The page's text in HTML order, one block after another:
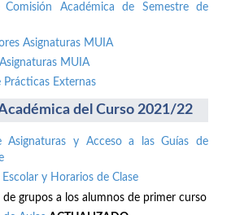
Comisión Académica de Semestre de
Asignaturas MUIA
Asignaturas MUIA
Prácticas Externas
del Curso 2021/22
Asignaturas y Acceso a las Guías de
y Horarios de Clase
de grupos a los alumnos de primer curso